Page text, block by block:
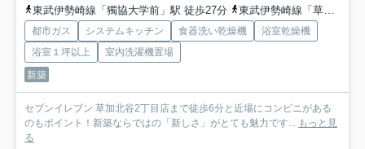
東武伊勢崎線「獨協大学前」駅 徒歩27分
東武伊勢崎線「草加」駅 徒歩38分
都市ガス システムキッチン 食器洗い乾燥機
浴室乾燥機
浴室１坪以上
室内洗濯機置場
新築
セブンイレブン 草加北谷2丁目店まで徒歩6分と近場にコンビニがある
のもポイント！新築ならではの「新しさ」がとても魅力です... もっと見
る